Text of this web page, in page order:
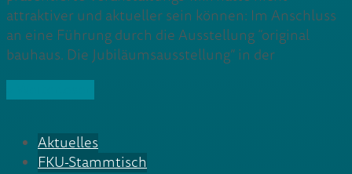
attraktiver und aktueller sein können: Im Anschluss
an eine Führung durch die Ausstellung “original
bauhaus. Die Jubiläumsausstellung” in der
Aktuelles
FKU-Stammtisch